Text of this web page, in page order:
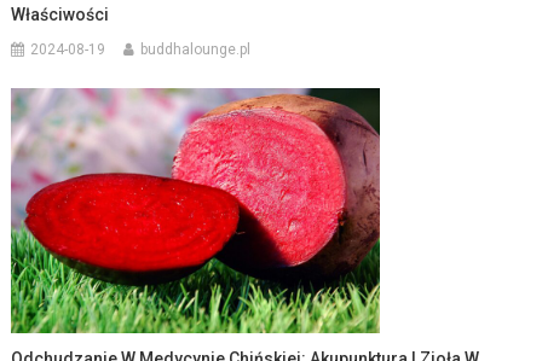
Właściwości
2024-08-19 buddhalounge.pl